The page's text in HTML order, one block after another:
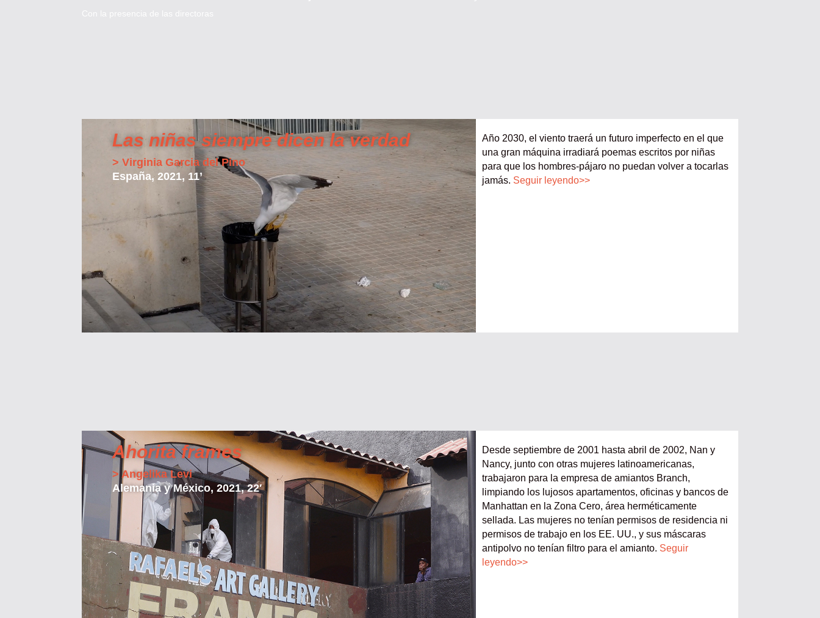
Con la presencia de las directoras
Las niñas siempre dicen la verdad
> Virginia Garcia del Pino
España, 2021, 11’
Año 2030, el viento traerá un futuro imperfecto en el que
una gran máquina irradiará poemas escritos por niñas
para que los hombres-pájaro no puedan volver a tocarlas
jamás. Seguir leyendo>>
Ahorita frames
> Angelika Levi
Alemania y México, 2021, 22′
Desde septiembre de 2001 hasta abril de 2002, Nan y
Nancy, junto con otras mujeres latinoamericanas,
trabajaron para la empresa de amiantos Branch,
limpiando los lujosos apartamentos, oficinas y bancos de
Manhattan en la Zona Cero, área herméticamente
sellada. Las mujeres no tenían permisos de residencia ni
permisos de trabajo en los EE. UU., y sus máscaras
antipolvo no tenían filtro para el amianto. Seguir
leyendo>>